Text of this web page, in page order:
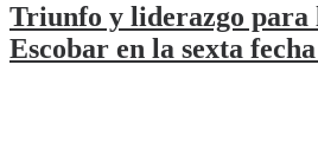
Triunfo y liderazgo para
Escobar en la sexta